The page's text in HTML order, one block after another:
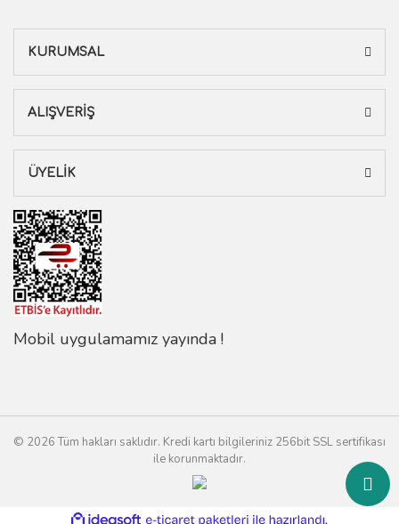
KURUMSAL
ALIŞVERİŞ
ÜYELİK
Mobil uygulamamız yayında !
© 2026 Tüm hakları saklıdır. Kredi kartı bilgileriniz 256bit SSL sertifikası
ile korunmaktadır.
ideasoft e-